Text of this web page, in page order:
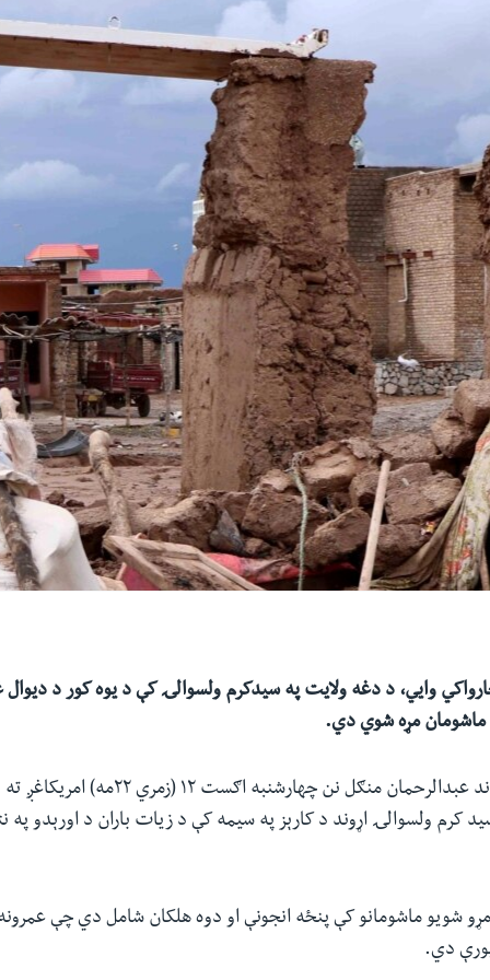
وايي، د دغه ولايت په سيدکرم ولسوالۍ کې د يوه کور د ديوال
ماشومان مړه شوي دي.
د پکتيا د والي وياند عبدالرحمان منګل نن
کرم ولسوالۍ اړوند د کارېز په سيمه کې د زيات باران د اورېدو په
شويو ماشومانو کې پنځه انجونې او دوه هلکان شامل دي چې
دي.